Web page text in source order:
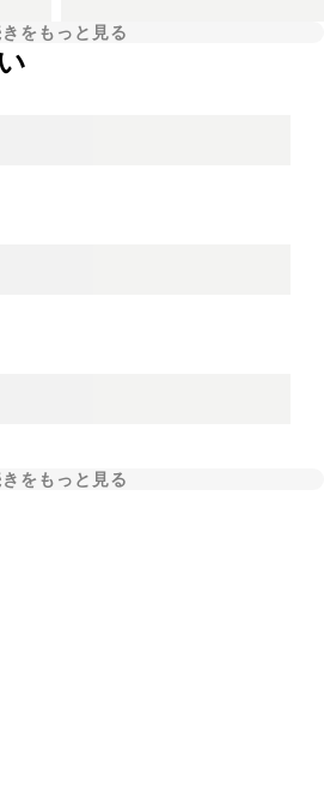
をもっと見る
をもっと見る